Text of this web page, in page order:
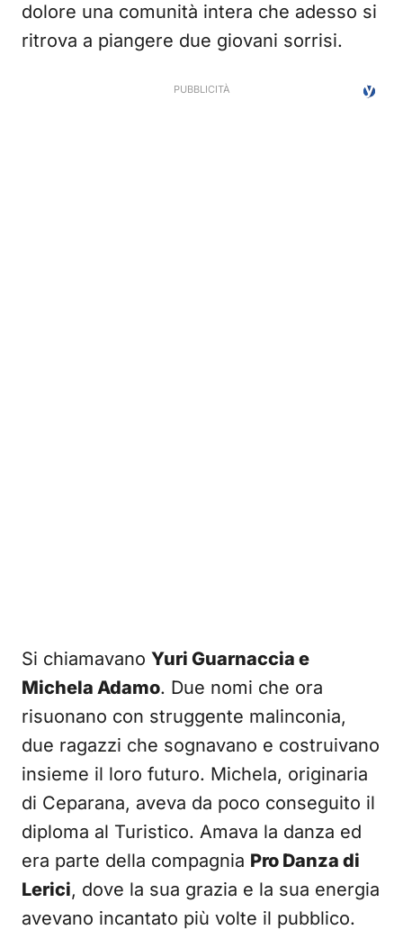
dolore una comunità intera che adesso si
ritrova a piangere due giovani sorrisi.
Si chiamavano Yuri Guarnaccia e
Michela Adamo. Due nomi che ora
risuonano con struggente malinconia,
due ragazzi che sognavano e costruivano
insieme il loro futuro. Michela, originaria
di Ceparana, aveva da poco conseguito il
diploma al Turistico. Amava la danza ed
era parte della compagnia Pro Danza di
Lerici, dove la sua grazia e la sua energia
avevano incantato più volte il pubblico.